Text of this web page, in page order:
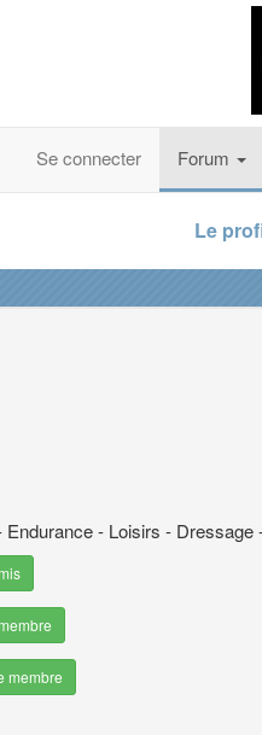
Se connecter Forum
Le
- Loisirs - Dressage
membre